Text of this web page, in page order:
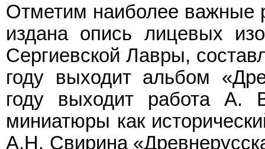
Отметим наиболее важные
издана опись лицевых
Сергиевской Лавры,
году выходит альбом
году выходит работа А.
миниатюры как
А.Н. Свирина